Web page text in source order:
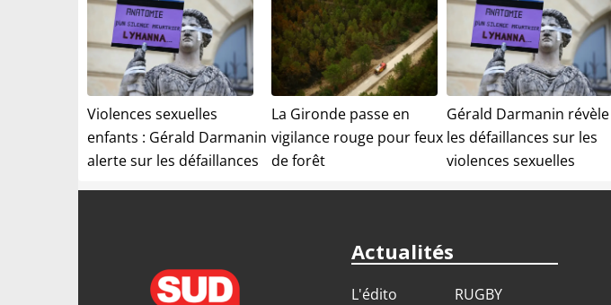
Violences sexuelles
enfants : Gérald Darmanin
alerte sur les défaillances
La Gironde passe en
vigilance rouge pour feux
de forêt
Gérald Darmanin révèle
les défaillances sur les
violences sexuelles
Actualités
L'édito
RUGBY